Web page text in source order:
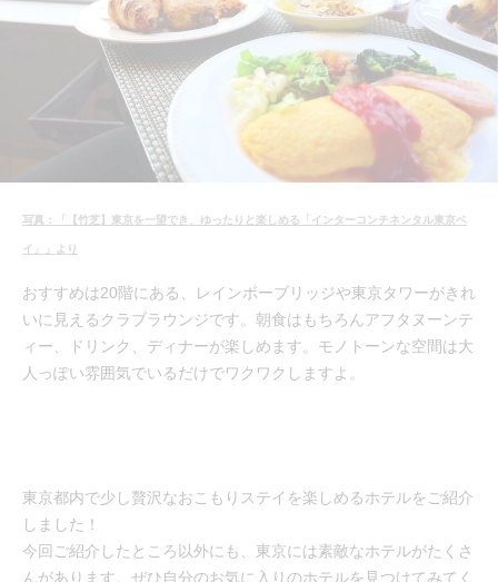
写真：「【竹芝】東京を一望でき、ゆったりと楽しめる「インターコンチネンタル東京ベ
イ」」より
おすすめは20階にある、レインボーブリッジや東京タワーがきれ
いに見えるクラブラウンジです。朝食はもちろんアフタヌーンテ
ィー、ドリンク、ディナーが楽しめます。モノトーンな空間は大
人っぽい雰囲気でいるだけでワクワクしますよ。
東京都内で少し贅沢なおこもりステイを楽しめるホテルをご紹介
しました！
今回ご紹介したところ以外にも、東京には素敵なホテルがたくさ
んがあります。ぜひ自分のお気に入りのホテルを見つけてみてく